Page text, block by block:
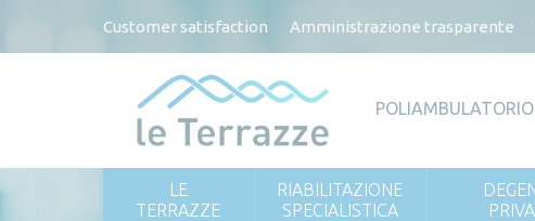
Customer satisfaction Amministrazione trasparente
POLIAMBULATORIO
LE
TERRAZZE
RIABILITAZIONE
SPECIALISTICA